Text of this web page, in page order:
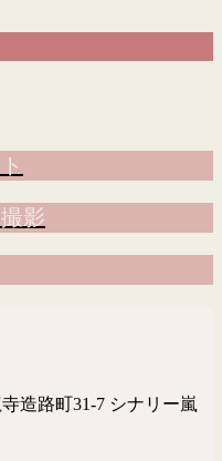
影
造路町31-7 シナリー嵐